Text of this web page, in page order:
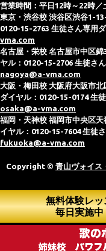
無料体験レッ
毎日実施中
営業時間：平日12時～22時／
東京・渋谷校 渋谷区渋谷1-
0120-15-2763 生徒さん専用
vma.com
名古屋・栄校 名古屋市中区
ヤル：0120-15-2706 生徒さ
nagoya@a-vma.com
大阪・梅田校 大阪府大阪市
ダイヤル：0120-15-0174 生
osaka@a-vma.com
福岡・天神校 福岡市中央区
イヤル：0120-15-7604 生徒
fukuoka@a-vma.com
Copyright © 青山ヴォイス